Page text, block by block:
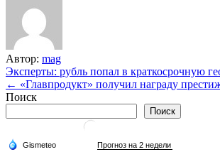
Автор: mag
Навигация
по
Эксперты: рубль попал в краткосрочную
← «Главпродукт» получил награду
Поиск
Поиск